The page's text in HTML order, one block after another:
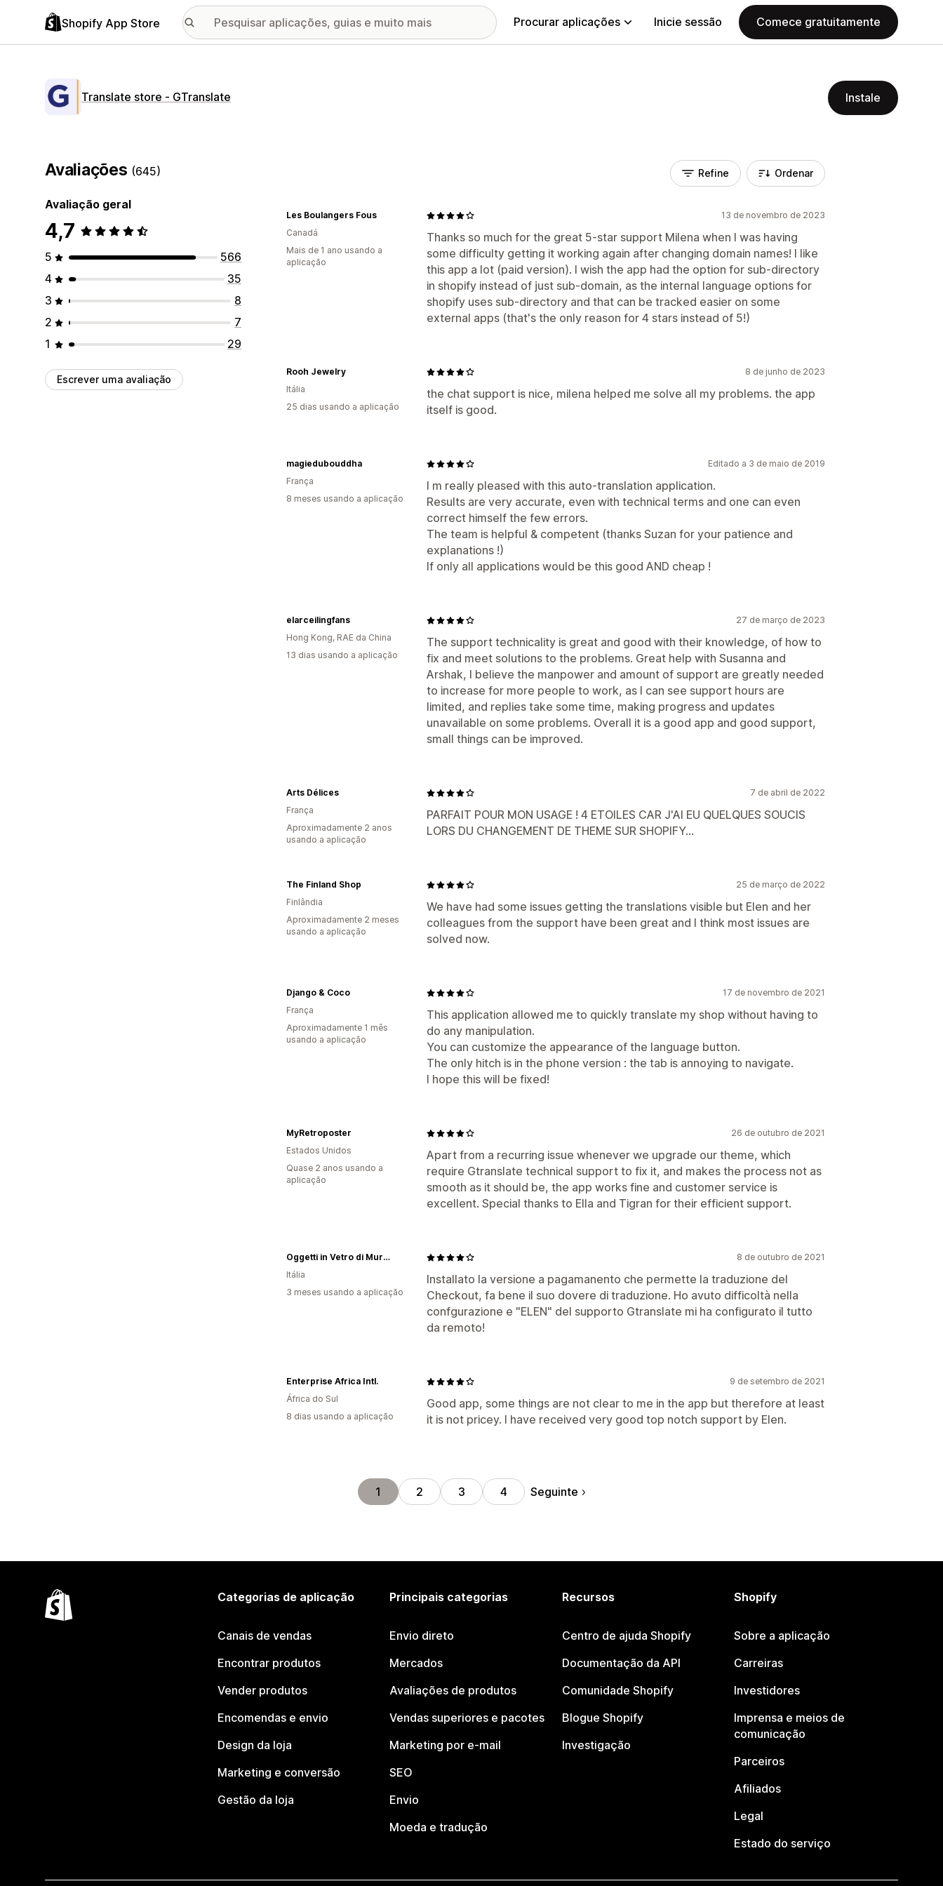
Shopify App Store Procurar aplicações Inicie sessão Comece gratuitamente
Translate store ‑ GTranslate Instale
Avaliações (645)
Avaliação geral
4,7
5
566
4
35
3
8
2
7
1
29
Escrever uma avaliação
Refine Ordenar
13 de novembro de 2023
Thanks so much for the great 5-star support Milena when I was having
some difficulty getting it working again after changing domain names! I like
this app a lot (paid version). I wish the app had the option for sub-directory
in shopify instead of just sub-domain, as the internal language options for
shopify uses sub-directory and that can be tracked easier on some
external apps (that's the only reason for 4 stars instead of 5!)
Les Boulangers Fous
Canadá
Mais de 1 ano usando a
aplicação
8 de junho de 2023
the chat support is nice, milena helped me solve all my problems. the app
itself is good.
Rooh Jewelry
Itália
25 dias usando a aplicação
Editado a 3 de maio de 2019
I m really pleased with this auto-translation application.
Results are very accurate, even with technical terms and one can even
correct himself the few errors.
The team is helpful & competent (thanks Suzan for your patience and
explanations !)
If only all applications would be this good AND cheap !
magiedubouddha
França
8 meses usando a aplicação
27 de março de 2023
The support technicality is great and good with their knowledge, of how to
fix and meet solutions to the problems. Great help with Susanna and
Arshak, I believe the manpower and amount of support are greatly needed
to increase for more people to work, as I can see support hours are
limited, and replies take some time, making progress and updates
unavailable on some problems. Overall it is a good app and good support,
small things can be improved.
elarceilingfans
Hong Kong, RAE da China
13 dias usando a aplicação
7 de abril de 2022
PARFAIT POUR MON USAGE ! 4 ETOILES CAR J'AI EU QUELQUES SOUCIS
LORS DU CHANGEMENT DE THEME SUR SHOPIFY...
Arts Délices
França
Aproximadamente 2 anos
usando a aplicação
25 de março de 2022
We have had some issues getting the translations visible but Elen and her
colleagues from the support have been great and I think most issues are
solved now.
The Finland Shop
Finlândia
Aproximadamente 2 meses
usando a aplicação
17 de novembro de 2021
This application allowed me to quickly translate my shop without having to
do any manipulation.
You can customize the appearance of the language button.
The only hitch is in the phone version : the tab is annoying to navigate.
I hope this will be fixed!
Django & Coco
França
Aproximadamente 1 mês
usando a aplicação
26 de outubro de 2021
Apart from a recurring issue whenever we upgrade our theme, which
require Gtranslate technical support to fix it, and makes the process not as
smooth as it should be, the app works fine and customer service is
excellent. Special thanks to Ella and Tigran for their efficient support.
MyRetroposter
Estados Unidos
Quase 2 anos usando a
aplicação
8 de outubro de 2021
Installato la versione a pagamanento che permette la traduzione del
Checkout, fa bene il suo dovere di traduzione. Ho avuto difficoltà nella
confgurazione e "ELEN" del supporto Gtranslate mi ha configurato il tutto
da remoto!
Oggetti in Vetro di Murano | Vetri D'Arte Shop
Itália
3 meses usando a aplicação
9 de setembro de 2021
Good app, some things are not clear to me in the app but therefore at least
it is not pricey. I have received very good top notch support by Elen.
Enterprise Africa Intl.
África do Sul
8 dias usando a aplicação
1 2 3 4 Seguinte
Categorias de aplicação
Canais de vendas
Encontrar produtos
Vender produtos
Encomendas e envio
Design da loja
Marketing e conversão
Gestão da loja
Principais categorias
Envio direto
Mercados
Avaliações de produtos
Vendas superiores e pacotes
Marketing por e-mail
SEO
Envio
Moeda e tradução
Recursos
Centro de ajuda Shopify
Documentação da API
Comunidade Shopify
Blogue Shopify
Investigação
Shopify
Sobre a aplicação
Carreiras
Investidores
Imprensa e meios de
comunicação
Parceiros
Afiliados
Legal
Estado do serviço